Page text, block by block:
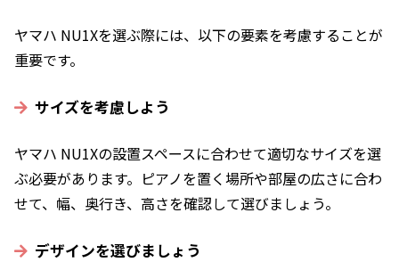
ヤマハ NU1Xを選ぶ際には、以下の要素を考慮することが
重要です。
サイズを考慮しよう
ヤマハ NU1Xの設置スペースに合わせて適切なサイズを選
ぶ必要があります。ピアノを置く場所や部屋の広さに合わ
せて、幅、奥行き、高さを確認して選びましょう。
デザインを選びましょう